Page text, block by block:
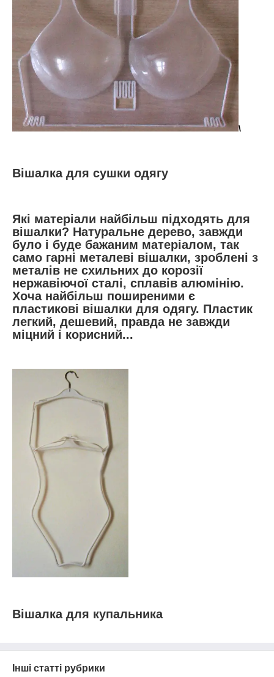
\
Вішалка для сушки одягу
Які матеріали найбільш підходять для
вішалки? Натуральне дерево, завжди
було і буде бажаним матеріалом, так
само гарні металеві вішалки, зроблені з
металів не схильних до корозії
нержавіючої сталі, сплавів алюмінію.
Хоча найбільш поширеними є
пластикові вішалки для одягу. Пластик
легкий, дешевий, правда не завжди
міцний і корисний...
Вішалка для купальника
Інші статті рубрики